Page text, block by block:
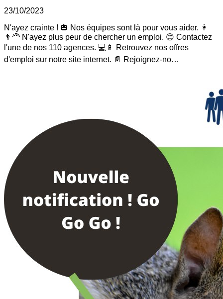
23/10/2023
N'ayez crainte ! 🎃 Nos équipes sont là pour vous aider. 👩
👨‍🦰 N'ayez plus peur de chercher un emploi. 😊 Contactez
l'une de nos 110 agences. 💻📱 Retrouvez nos offres
d'emploi sur notre site internet. 📄 Rejoignez-no…